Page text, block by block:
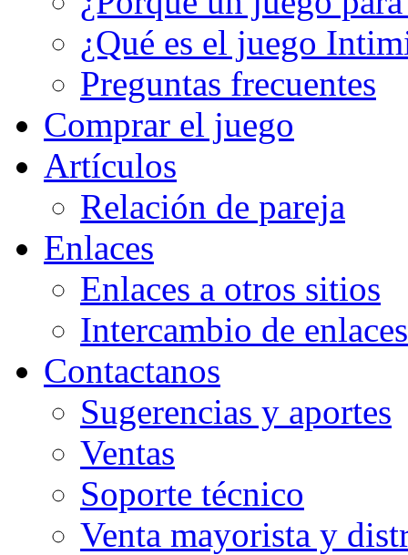
¿Qué es el juego
Preguntas frecuentes
Comprar el juego
Artículos
Relación de pareja
Enlaces
Enlaces a otros sitios
Intercambio de enlaces
Contactanos
Sugerencias y aportes
Ventas
Soporte técnico
Venta mayorista y